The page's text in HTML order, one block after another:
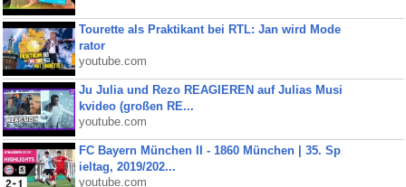
Tourette als Praktikant bei RTL: Jan wird Mode
rator
youtube.com
Ju Julia und Rezo REAGIEREN auf Julias Musi
kvideo (großen RE...
youtube.com
FC Bayern München II - 1860 München | 35. Sp
ieltag, 2019/202...
youtube.com